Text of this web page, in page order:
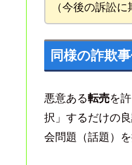
（今後の訴訟に
同様の詐欺
悪意ある転売を
択」するだけの
会問題（話題）